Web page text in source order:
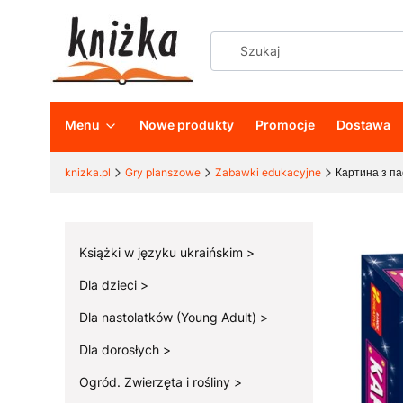
Menu Nowe produkty Promocje Dostawa
knizka.pl Gry planszowe Zabawki edukacyjne Картина з
Książki w języku ukraińskim
Dla dzieci
Dla nastolatków (Young Adult)
Dla dorosłych
Ogród. Zwierzęta i rośliny